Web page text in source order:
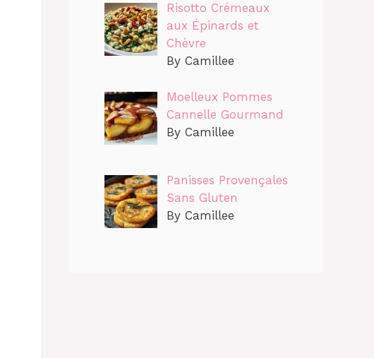
Risotto Crémeaux
aux Épinards et
Chèvre
By Camillee
Moelleux Pommes
Cannelle Gourmand
By Camillee
Panisses Provençales
Sans Gluten
By Camillee